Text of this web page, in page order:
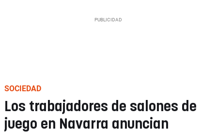
SOCIEDAD
Los trabajadores de salones de
juego en Navarra anuncian